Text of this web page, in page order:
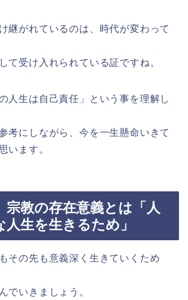
継がれているのは、時代が変わって
て受け入れられている証ですね。
人生は自己責任」という事を理解し
考にしながら、今を一生懸命いきて
います。
宗教の存在意義とは「人
人生を生きるため」
その先も意義深く生きていくため
でいきましょう。